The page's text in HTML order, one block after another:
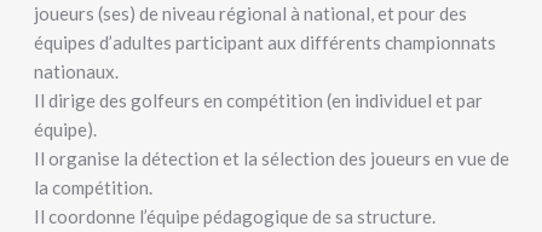
joueurs (ses) de niveau régional à national, et pour des
équipes d’adultes participant aux différents championnats
nationaux.
Il dirige des golfeurs en compétition (en individuel et par
équipe).
Il organise la détection et la sélection des joueurs en vue de
la compétition.
Il coordonne l’équipe pédagogique de sa structure.